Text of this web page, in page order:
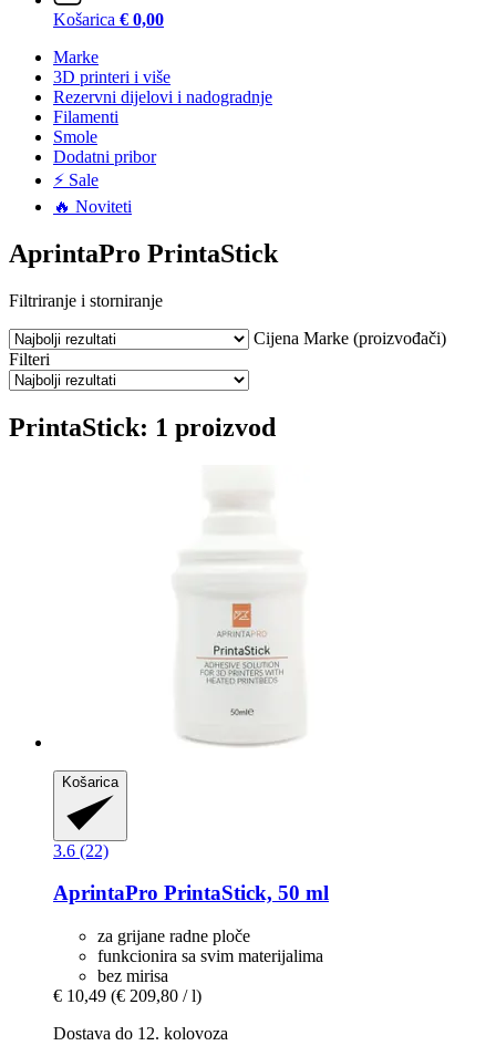
Košarica € 0,00
Marke
3D printeri i više
Rezervni dijelovi i nadogradnje
Filamenti
Smole
Dodatni pribor
⚡ Sale
🔥 Noviteti
AprintaPro PrintaStick
Filtriranje i storniranje
Cijena Marke (proizvođači)
Filteri
PrintaStick: 1 proizvod
Košarica
3.6 (22)
AprintaPro PrintaStick, 50 ml
za grijane radne ploče
funkcionira sa svim materijalima
bez mirisa
€ 10,49 (€ 209,80 / l)
Dostava do 12. kolovoza